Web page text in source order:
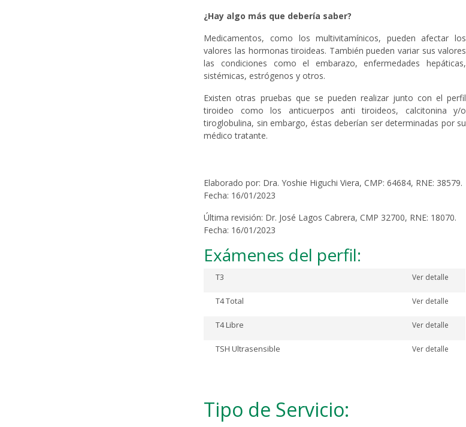
¿Hay algo más que debería saber?
Medicamentos, como los multivitamínicos, pueden afectar los
valores las hormonas tiroideas. También pueden variar sus valores
las condiciones como el embarazo, enfermedades hepáticas,
sistémicas, estrógenos y otros.
Existen otras pruebas que se pueden realizar junto con el perfil
tiroideo como los anticuerpos anti tiroideos, calcitonina y/o
tiroglobulina, sin embargo, éstas deberían ser determinadas por su
médico tratante.
Elaborado por: Dra. Yoshie Higuchi Viera, CMP: 64684, RNE: 38579.
Fecha: 16/01/2023
Última revisión: Dr. José Lagos Cabrera, CMP 32700, RNE: 18070.
Fecha: 16/01/2023
Exámenes del perfil:
T3 Ver detalle
T4 Total Ver detalle
T4 Libre Ver detalle
TSH Ultrasensible Ver detalle
Tipo de Servicio: